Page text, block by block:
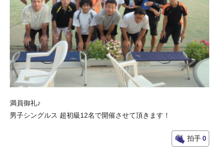
満員御礼♪
男子シングルス 超初級12名で開催させて頂きます！
拍手0